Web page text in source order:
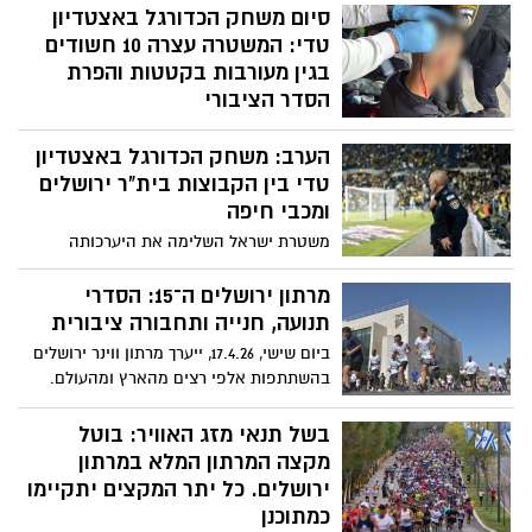
ב-2:2 דרמטי במסגרת הפלייאוף העליון של
ליגת העל. לאחר שנראה היה כי המארחת
בדרך לניצחון יוקרתי, הצליחה בית”ר ירושלים
לחזור בדקות הסיום ולחלץ נקודה יקרה
במאבק הצמרת
סיום משחק הכדורגל באצטדיון
טדי: המשטרה עצרה 10 חשודים
בגין מעורבות בקטטות והפרת
הסדר הציבורי
במהלך אירוע הכדורגל נעצרו 10 אוהדים בגין
אירועי אלימות - שוטר נפצע בראשו ונזקק
לטיפול רפואי
הערב: משחק הכדורגל באצטדיון
טדי בין הקבוצות בית"ר ירושלים
ומכבי חיפה
משטרת ישראל השלימה את היערכותה
לקראת משחק הכדורגל שיתקיים היום, יום
ראשון, בשעה 20:00 באצטדיון טדי בירושלים,
בין הקבוצות בית"ר ירושלים ומכבי חיפה
מרתון ירושלים ה־15: הסדרי
תנועה, חנייה ותחבורה ציבורית
ביום שישי, 17.4.26, ייערך מרתון ווינר ירושלים
בהשתתפות אלפי רצים מהארץ ומהעולם.
לקראת האירוע ייסגרו צירים מרכזיים בעיר
החל משעות הלילה, ויופעלו מערכי תחבורה,
רכבות ושאטלים לטובת המשתתפים והציבור
בשל תנאי מזג האוויר: בוטל
מקצה המרתון המלא במרתון
ירושלים. כל יתר המקצים יתקיימו
כמתוכנן